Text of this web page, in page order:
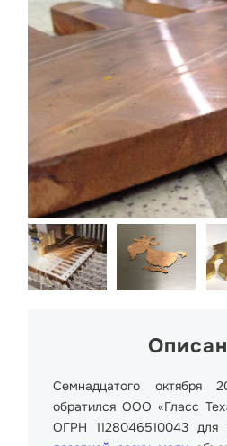
Семнадцатого
обратился ООО «Гласс
ОГРН 1128046510043 для